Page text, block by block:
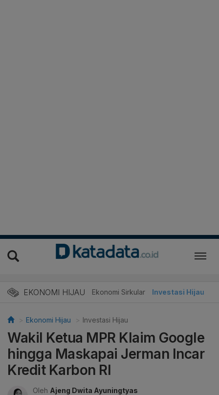
EKONOMI HIJAU
Energi Baru Ekonomi Sirkular Investasi Hijau
Ekonomi Hijau Investasi Hijau
Wakil Ketua MPR Klaim Google
hingga Maskapai Jerman Incar
Kredit Karbon RI
Oleh Ajeng Dwita Ayuningtyas